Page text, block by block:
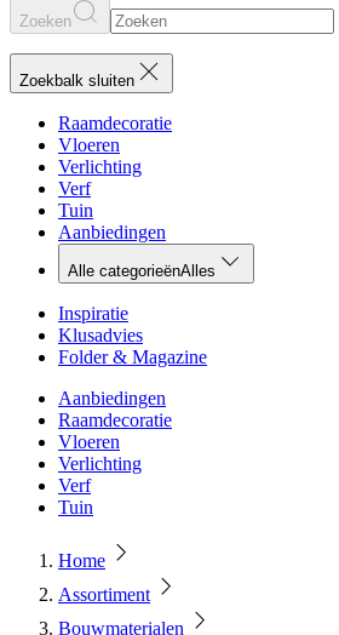
Zoeken
Zoekbalk sluiten
Raamdecoratie
Vloeren
Verlichting
Verf
Tuin
Aanbiedingen
Alle categorieënAlles
Inspiratie
Klusadvies
Folder & Magazine
Aanbiedingen
Raamdecoratie
Vloeren
Verlichting
Verf
Tuin
Home
Assortiment
Bouwmaterialen